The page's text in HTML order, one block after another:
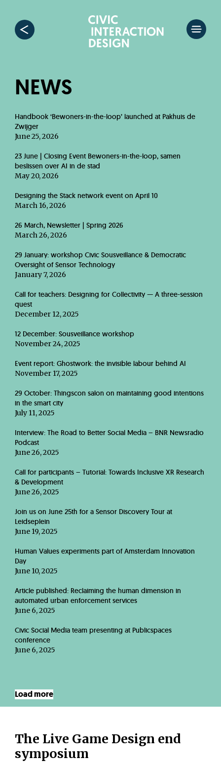
NEWS
Handbook ‘Bewoners-in-the-loop’ launched at Pakhuis de
Zwijger
June 25, 2026
23 June | Closing Event Bewoners-in-the-loop, samen
beslissen over AI in de stad
May 20, 2026
Designing the Stack network event on April 10
March 16, 2026
26 March, Newsletter | Spring 2026
March 26, 2026
29 January: workshop Civic Sousveillance & Democratic
Oversight of Sensor Technology
January 7, 2026
Call for teachers: Designing for Collectivity — A three-session
quest
December 12, 2025
12 December: Sousveillance workshop
November 24, 2025
Event report: Ghostwork: the invisible labour behind AI
November 17, 2025
29 October: Thingscon salon on maintaining good intentions
in the smart city
July 11, 2025
Interview: The Road to Better Social Media – BNR Newsradio
Podcast
June 26, 2025
Call for participants – Tutorial: Towards Inclusive XR Research
& Development
June 26, 2025
Join us on June 25th for a Sensor Discovery Tour at
Leidseplein
June 19, 2025
Human Values experiments part of Amsterdam Innovation
Day
June 10, 2025
Article published: Reclaiming the human dimension in
automated urban enforcement services
June 6, 2025
Civic Social Media team presenting at Publicspaces
conference
June 6, 2025
Load more
The Live Game Design end
symposium